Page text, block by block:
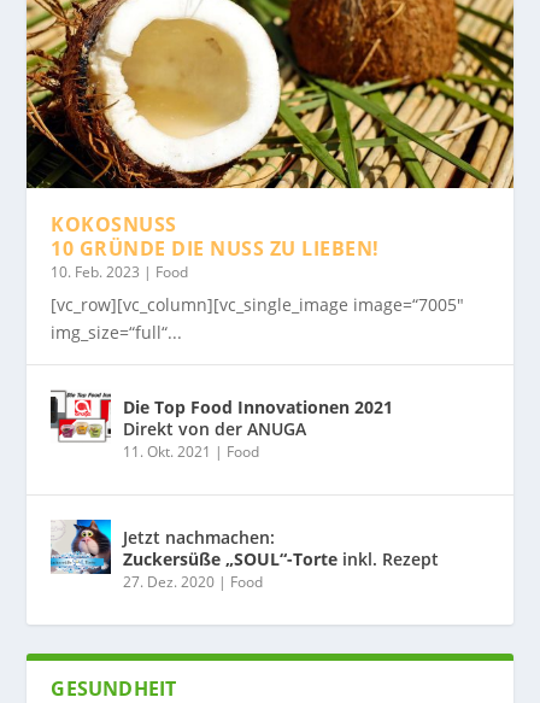
KOKOSNUSS
10 GRÜNDE DIE NUSS ZU LIEBEN!
10. Feb. 2023 | Food
[vc_row][vc_column][vc_single_image image=“7005″
img_size=“full“...
Die Top Food Innovationen 2021
Direkt von der ANUGA
11. Okt. 2021 | Food
Jetzt nachmachen:
Zuckersüße „SOUL“-Torte inkl. Rezept
27. Dez. 2020 | Food
GESUNDHEIT